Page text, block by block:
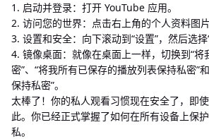
1. 启动并登录：打开 YouTube 应用。
2. 访问您的世界：点击右上角的个人资料图片
3. 设置和安全：向下滚动到“设置”，然后选择
4. 镜像桌面：就像在桌面上一样，切换到“将
密”、“将我所有已保存的播放列表保持私密”
保持私密”。
太棒了！你的私人观看习惯现在安全了，即
此。你已经正式掌握了如何在所有设备上保
私。